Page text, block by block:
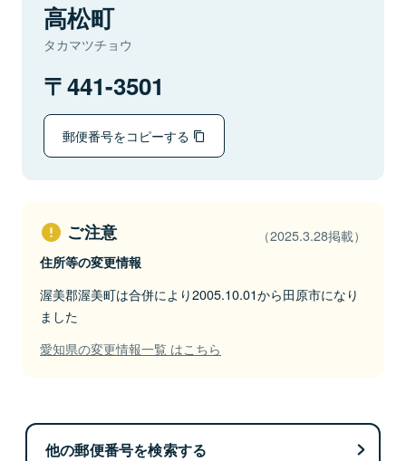
高松町
タカマツチョウ
441-3501
郵便番号をコピーする
ご注意 （2025.3.28掲載）
住所等の変更情報
渥美郡渥美町は合併により2005.10.01から田原市になり
ました
愛知県の変更情報一覧 はこちら
他の郵便番号を検索する